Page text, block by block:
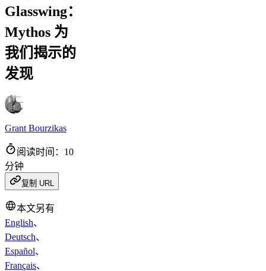
Glasswing：
Mythos 为
我们揭示的
发现
Grant Bourzikas
阅读时间：10
分钟
复制 URL
本文另有
English、
Deutsch、
Español、
Français、